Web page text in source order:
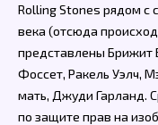
Rolling Stones рядом
века (отсюда
представлены Брижит
Фоссет, Ракель Уэлч,
мать, Джуди Гарланд.
по защите прав на